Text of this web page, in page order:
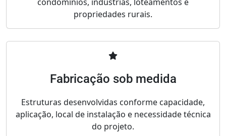
propriedades rurais.
Fabricação sob medida
Estruturas desenvolvidas conforme capacidade,
aplicação, local de instalação e necessidade técnica
do projeto.